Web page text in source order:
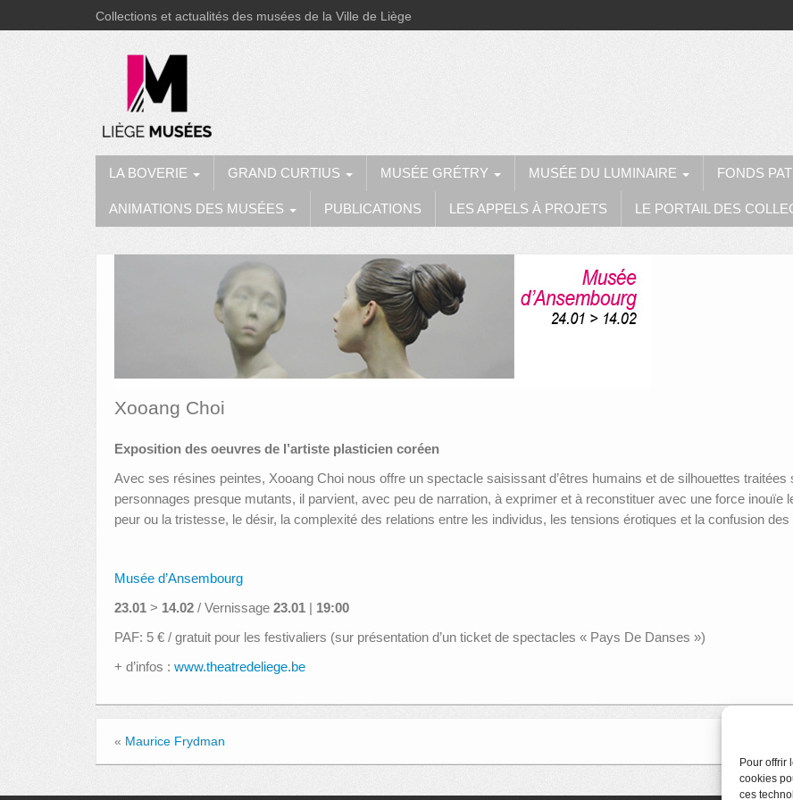
Pour offrir
cookies
ces
Collections et actualités des musées de la Ville de Liège
LA BOVERIE GRAND CURTIUS MUSÉE GRÉTRY MUSÉE DU LUMINAIRE FONDS
ANIMATIONS DES MUSÉES PUBLICATIONS LES APPELS À PROJETS LE PORTAIL DES
Xooang Choi
Exposition des oeuvres de l’artiste plasticien coréen
Avec ses résines peintes, Xooang Choi nous offre un spectacle saisissant d’êtres humains et de silhouettes
personnages presque mutants, il parvient, avec peu de narration, à exprimer et à reconstituer avec une force
peur ou la tristesse, le désir, la complexité des relations entre les individus, les tensions érotiques et la confusion
Musée d’Ansembourg
23.01 > 14.02 / Vernissage 23.01 | 19:00
PAF: 5 € / gratuit pour les festivaliers (sur présentation d’un ticket de spectacles « Pays De Danses »)
+ d’infos : www.theatredeliege.be
« Maurice Frydman